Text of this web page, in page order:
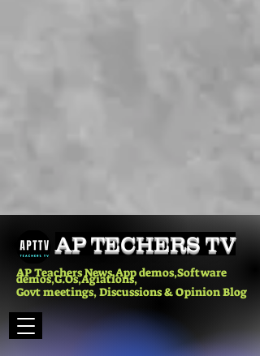
AP TECHERS TV
AP Teachers News,App demos,Software
demos,G.Os,Agiations,
Govt meetings, Discussions & Opinion Blog